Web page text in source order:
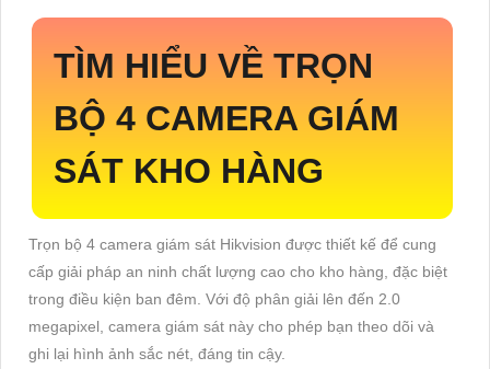
TÌM HIỂU VỀ TRỌN
BỘ 4 CAMERA GIÁM
SÁT KHO HÀNG
Trọn bộ 4 camera giám sát Hikvision được thiết kế để cung
cấp giải pháp an ninh chất lượng cao cho kho hàng, đặc biệt
trong điều kiện ban đêm. Với độ phân giải lên đến 2.0
megapixel, camera giám sát này cho phép bạn theo dõi và
ghi lại hình ảnh sắc nét, đáng tin cậy.